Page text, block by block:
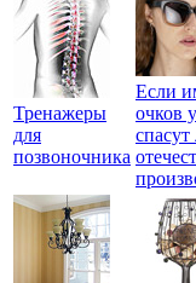
Тренажеры
для
позвоночника
Если
очков